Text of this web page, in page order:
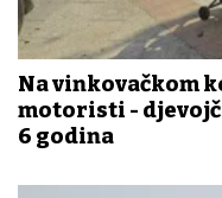
Na vinkovačkom
motoristi -
6 godina